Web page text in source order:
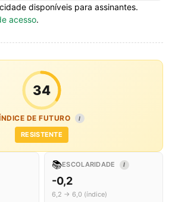
disponíveis para assinantes.
acesso.
34
DE FUTURO I
RESISTENTE
📚ESCOLARIDADE I
-0,2
6,2 → 6,0 (índice)